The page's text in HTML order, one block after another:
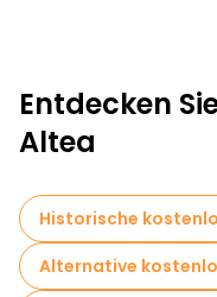
Entdecken
Altea
Historische
Alternative